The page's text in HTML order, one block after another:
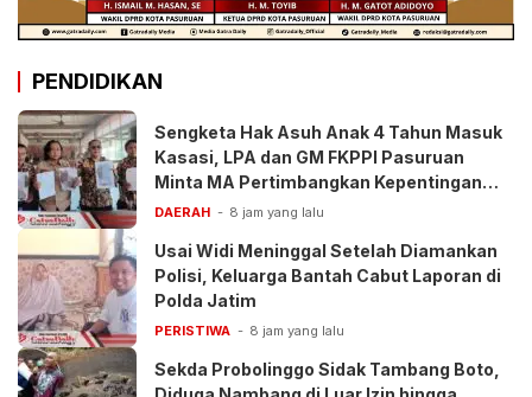
PENDIDIKAN
Sengketa Hak Asuh Anak 4 Tahun Masuk
Kasasi, LPA dan GM FKPPI Pasuruan
Minta MA Pertimbangkan Kepentingan
Anak
DAERAH 8 jam yang lalu
Usai Widi Meninggal Setelah Diamankan
Polisi, Keluarga Bantah Cabut Laporan di
Polda Jatim
PERISTIWA 8 jam yang lalu
Sekda Probolinggo Sidak Tambang Boto,